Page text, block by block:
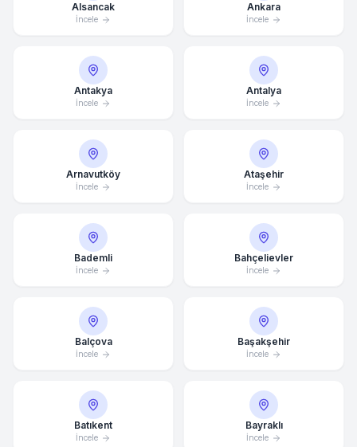
Alsancak
İncele
Ankara
İncele
Antakya
İncele
Antalya
İncele
Arnavutköy
İncele
Ataşehir
İncele
Bademli
İncele
Bahçelievler
İncele
Balçova
İncele
Başakşehir
İncele
Batıkent
İncele
Bayraklı
İncele